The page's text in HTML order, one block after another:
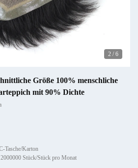
3 / 6
Größe 100% menschliche
mit 90% Dichte
Tasche/Karton
Stück/Stück pro Monat